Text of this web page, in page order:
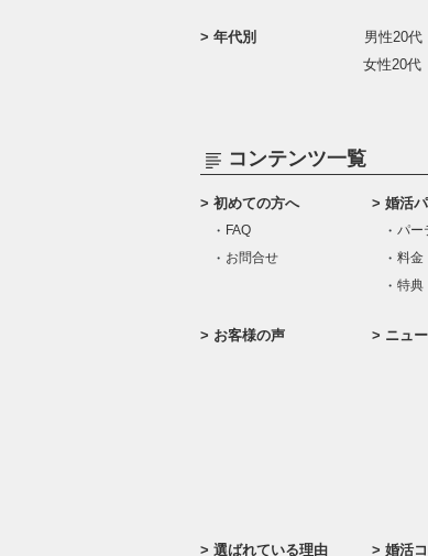
年代別 男性20代
女性20代
コンテンツ一覧
初めての方へ
FAQ
お問合せ
婚活
パー
料金
特典
お客様の声 ニュ
選ばれている理由 婚活